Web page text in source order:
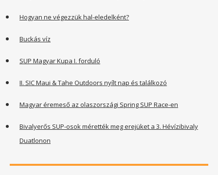
Hogyan ne végezzük hal-eledelként?
Buckás víz
SUP Magyar Kupa I. forduló
II. SIC Maui & Tahe Outdoors nyílt nap és találkozó
Magyar éremeső az olaszországi Spring SUP Race-en
Bivalyerős SUP-osok mérették meg erejüket a 3. Hévízibivaly
Duatlonon